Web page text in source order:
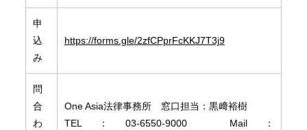
申
込
み
https://forms.gle/2zfCPprFcKKJ7T3j9
問
合
わ
One Asia法律事務所 窓口担当：黒﨑裕樹
TEL：03-6550-9000 Mail：